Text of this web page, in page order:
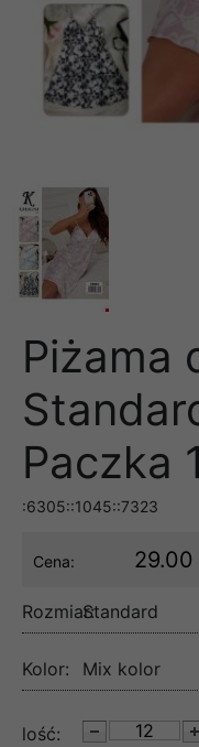
Piżama
Paczka
:6305::1045::7323
Cena: 29.00
Rozmiar:Standard
Kolor: Mix kolor
lość: